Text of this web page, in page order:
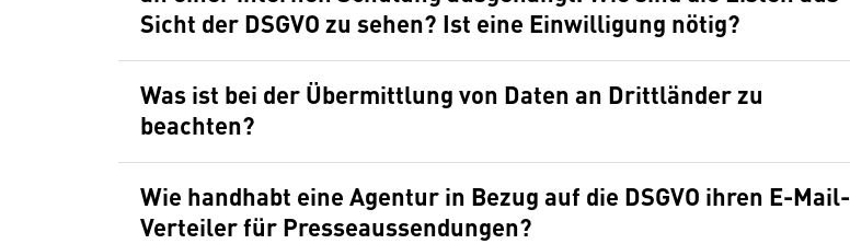
Sicht der DSGVO zu sehen? Ist eine Einwilligung nötig?
Was ist bei der Übermittlung von Daten an Drittländer zu
beachten?
Wie handhabt eine Agentur in Bezug auf die DSGVO ihren E-Mail-
Verteiler für Presseaussendungen?